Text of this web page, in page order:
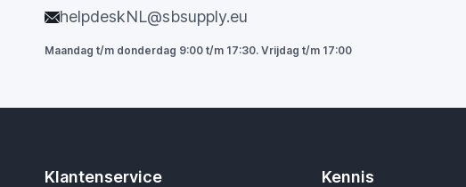
helpdeskNL@sbsupply.eu
Maandag t/m donderdag 9:00 t/m 17:30. Vrijdag t/m 17:00
Klantenservice Kennis